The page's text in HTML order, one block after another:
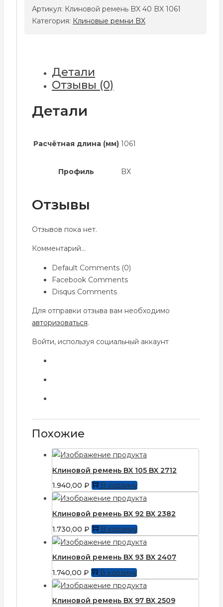
ремень
BX
Артикул: Клиновой ремень BX 40 BX 1061
Категория: Клиновые ремни BX
Детали
Отзывы (0)
Детали
Расчётная длина (мм) 1061
Профиль BX
Отзывы
Отзывов пока нет.
Комментарий...
Default Comments (0)
Facebook Comments
Disqus Comments
Для отправки отзыва вам необходимо
авторизоваться.
Войти, используя социальный аккаунт
Похожие
Клиновой ремень BX 105 BX 2712
1.940,00 ₽ В корзину
Клиновой ремень BX 92 BX 2382
1.730,00 ₽ В корзину
Клиновой ремень BX 93 BX 2407
1.740,00 ₽ В корзину
Клиновой ремень BX 97 BX 2509